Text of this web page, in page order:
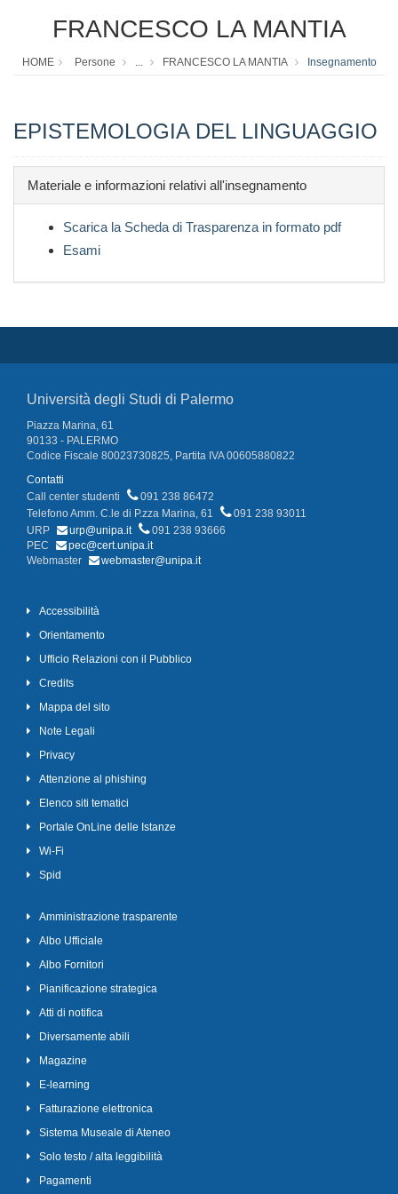
FRANCESCO LA MANTIA
HOME Persone ... FRANCESCO LA MANTIA Insegnamento
EPISTEMOLOGIA DEL LINGUAGGIO
Materiale e informazioni relativi all'insegnamento
Scarica la Scheda di Trasparenza in formato pdf
Esami
Università degli Studi di Palermo
Piazza Marina, 61
90133 - PALERMO
Codice Fiscale 80023730825, Partita IVA 00605880822
Contatti
Call center studenti
091 238 86472
Telefono Amm. C.le di P.zza Marina, 61
091 238 93011
URP
urp@unipa.it
091 238 93666
PEC
pec@cert.unipa.it
Webmaster
webmaster@unipa.it
Accessibilità
Orientamento
Ufficio Relazioni con il Pubblico
Credits
Mappa del sito
Note Legali
Privacy
Attenzione al phishing
Elenco siti tematici
Portale OnLine delle Istanze
Wi-Fi
Spid
Amministrazione trasparente
Albo Ufficiale
Albo Fornitori
Pianificazione strategica
Atti di notifica
Diversamente abili
Magazine
E-learning
Fatturazione elettronica
Sistema Museale di Ateneo
Solo testo / alta leggibilità
Pagamenti